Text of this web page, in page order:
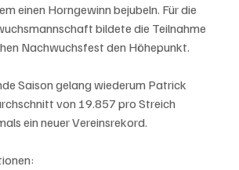
einen Horngewinn bejubeln. Für die
bildete die Teilnahme
Nachwuchsfest den Höhepunkt.
Saison gelang wiederum Patrick
von 19.857 pro Streich
ein neuer Vereinsrekord.